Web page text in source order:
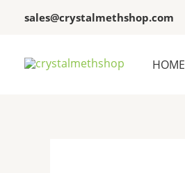
sales@crystalmethshop.com
HOME